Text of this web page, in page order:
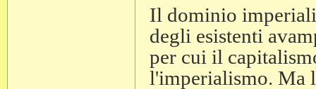
Il dominio
degli esistenti
per cui il
l'imperialismo. Ma